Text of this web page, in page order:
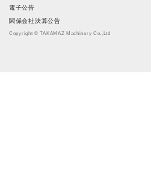
電子公告
関係会社決算公告
Copyright © TAKAMAZ Machinery Co.,Ltd